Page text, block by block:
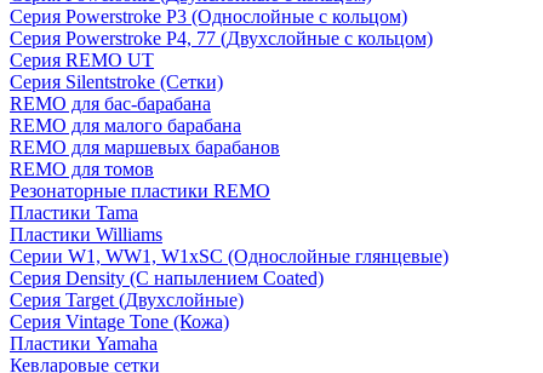
Серия Powerstroke P3 (Однослойные с кольцом)
Серия Powerstroke P4, 77 (Двухслойные с кольцом)
Серия REMO UT
Серия Silentstroke (Сетки)
REMO для бас-барабана
REMO для малого барабана
REMO для маршевых барабанов
REMO для томов
Резонаторные пластики REMO
Пластики Tama
Пластики Williams
Серии W1, WW1, W1xSC (Однослойные глянцевые)
Серия Density (C напылением Coated)
Серия Target (Двухслойные)
Серия Vintage Tone (Кожа)
Пластики Yamaha
Кевларовые сетки